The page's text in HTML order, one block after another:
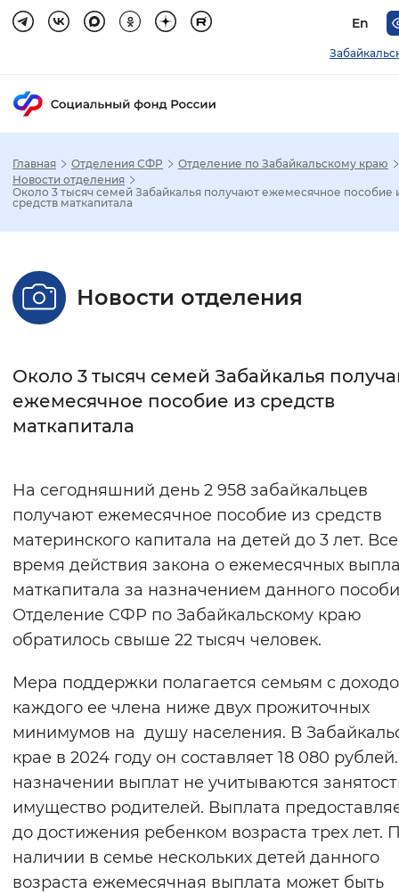
En
Стандартный Увеличенный
Без засечек С засечками
Цвет сайта
Монохромный Инверсивный
Синий фон
Изображения
Звуковой ассистент
Воспроизвести Остановить
Вернуть стандартные настройки
Главная Отделения СФР
Отделение по Забайкальскому краю
Новости отделения
Около 3 тысяч семей Забайкалья получают ежемесячное пособие
средств маткапитала
Новости отделения
Около 3 тысяч семей Забайкалья
ежемесячное пособие из средств
маткапитала
На сегодняшний день 2 958 забайкальцев
получают ежемесячное пособие из средств
материнского капитала на детей до 3 лет.
время действия закона о ежемесячных
маткапитала за назначением данного
Отделение СФР по Забайкальскому краю
обратилось свыше 22 тысяч человек.
Мера поддержки полагается семьям с
каждого ее члена ниже двух прожиточных
минимумов на душу населения. В
крае в 2024 году он составляет 18 080
назначении выплат не учитываются
имущество родителей. Выплата
до достижения ребенком возраста трех лет.
наличии в семье нескольких детей данного
возраста ежемесячная выплата может быть